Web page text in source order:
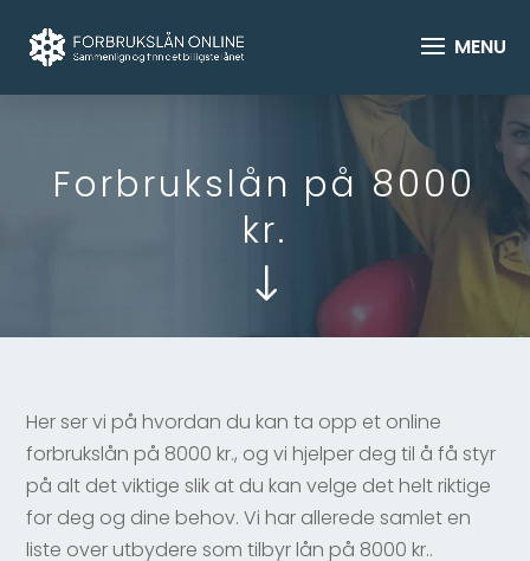
Forbrukslån på 8000
kr.
"
Her ser vi på hvordan du kan ta opp et online
forbrukslån på 8000 kr., og vi hjelper deg til å få styr
på alt det viktige slik at du kan velge det helt riktige
for deg og dine behov. Vi har allerede samlet en
liste over utbydere som tilbyr lån på 8000 kr..